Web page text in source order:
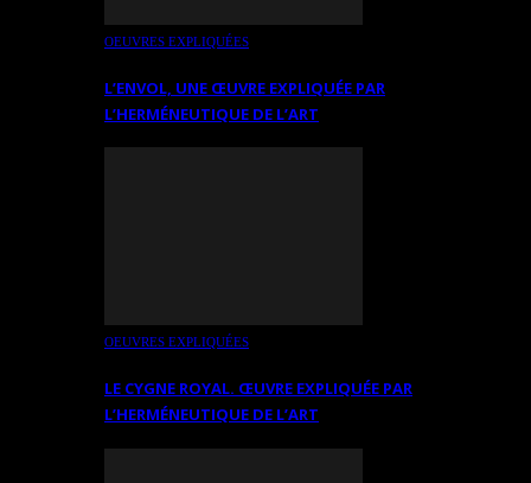
OEUVRES EXPLIQUÉES
L’ENVOL, UNE ŒUVRE EXPLIQUÉE PAR
L’HERMÉNEUTIQUE DE L’ART
OEUVRES EXPLIQUÉES
LE CYGNE ROYAL. ŒUVRE EXPLIQUÉE PAR
L’HERMÉNEUTIQUE DE L’ART